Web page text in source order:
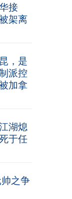
接
架离
，是
派控
加拿
湖熄
于任
之争